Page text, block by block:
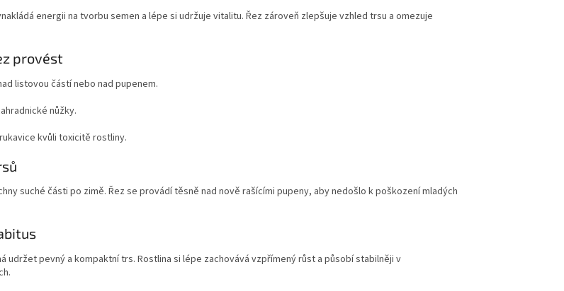
energii na tvorbu semen a lépe si udržuje vitalitu. Řez zároveň zlepšuje vzhled trsu a omezuje
provést
listovou částí nebo nad pupenem.
nůžky.
kvůli toxicitě rostliny.
suché části po zimě. Řez se provádí těsně nad nově rašícími pupeny, aby nedošlo k poškození mladých
udržet pevný a kompaktní trs. Rostlina si lépe zachovává vzpřímený růst a působí stabilněji v